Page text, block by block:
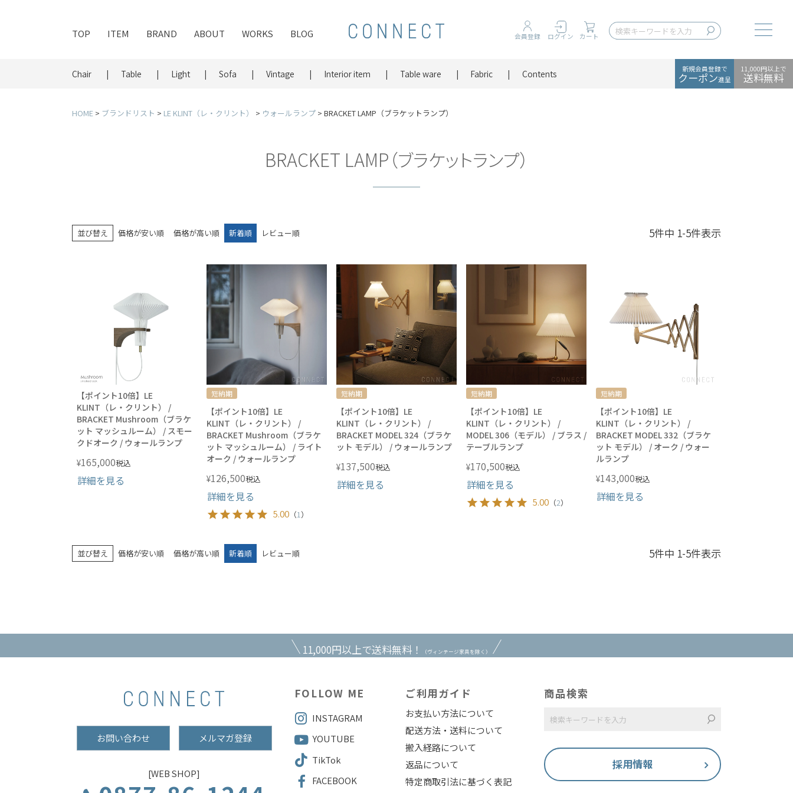
TOP ITEM BRAND ABOUT WORKS BLOG 会員登録 ログイン カート
Chair Table Light Sofa Vintage Interior item Table ware Fabric Contents 新規会員登録で
クーポン進呈
11,000円以上で
送料無料
HOME ブランドリスト LE KLINT（レ・クリント） ウォールランプ BRACKET LAMP（ブラケットランプ）
BRACKET LAMP（ブラケットランプ）
並び替え 価格が安い順 価格が高い順 新着順 レビュー順 5件中 1-5件表示
【ポイント10倍】LE
KLINT（レ・クリント） /
BRACKET Mushroom（ブラケ
ット マッシュルーム） / スモー
クドオーク / ウォールランプ
¥165,000税込
詳細を見る
短納期
【ポイント10倍】LE
KLINT（レ・クリント） /
BRACKET Mushroom（ブラケ
ット マッシュルーム） / ライト
オーク / ウォールランプ
¥126,500税込
詳細を見る
5.00 （1）
短納期
【ポイント10倍】LE
KLINT（レ・クリント） /
BRACKET MODEL 324（ブラケ
ット モデル） / ウォールランプ
¥137,500税込
詳細を見る
短納期
【ポイント10倍】LE
KLINT（レ・クリント） /
MODEL 306（モデル） / ブラス /
テーブルランプ
¥170,500税込
詳細を見る
5.00 （2）
短納期
【ポイント10倍】LE
KLINT（レ・クリント） /
BRACKET MODEL 332（ブラケ
ット モデル） / オーク / ウォー
ルランプ
¥143,000税込
詳細を見る
並び替え 価格が安い順 価格が高い順 新着順 レビュー順 5件中 1-5件表示
11,000円以上で送料無料！ （ヴィンテージ家具を除く）
お問い合わせ メルマガ登録
[WEB SHOP]
FOLLOW ME
INSTAGRAM
YOUTUBE
TikTok
FACEBOOK
ご利用ガイド
お支払い方法について
配送方法・送料について
搬入経路について
返品について
特定商取引法に基づく表記
商品検索
採用情報